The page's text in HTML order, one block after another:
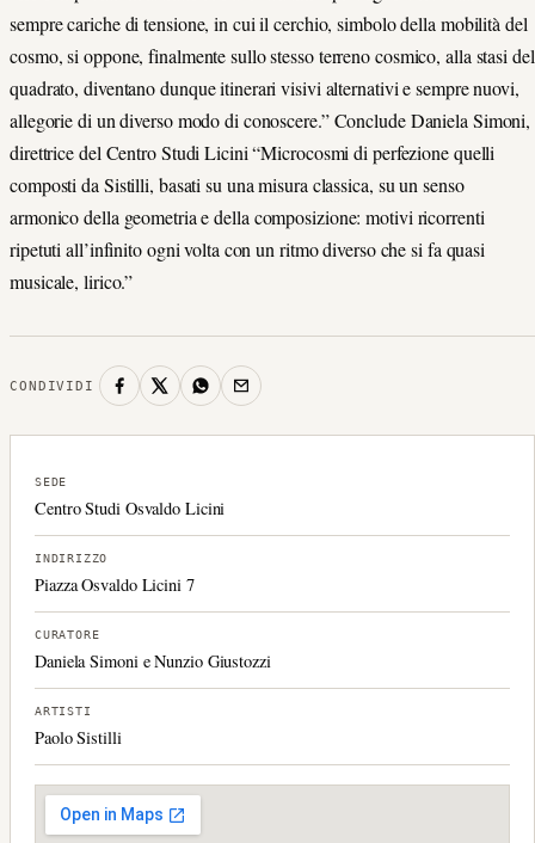
sempre cariche di tensione, in cui il cerchio, simbolo della mobilità del
cosmo, si oppone, finalmente sullo stesso terreno cosmico, alla stasi del
quadrato, diventano dunque itinerari visivi alternativi e sempre nuovi,
allegorie di un diverso modo di conoscere.” Conclude Daniela Simoni,
direttrice del Centro Studi Licini “Microcosmi di perfezione quelli
composti da Sistilli, basati su una misura classica, su un senso
armonico della geometria e della composizione: motivi ricorrenti
ripetuti all’infinito ogni volta con un ritmo diverso che si fa quasi
musicale, lirico.”
CONDIVIDI
SEDE
Centro Studi Osvaldo Licini
INDIRIZZO
Piazza Osvaldo Licini 7
CURATORE
Daniela Simoni e Nunzio Giustozzi
ARTISTI
Paolo Sistilli